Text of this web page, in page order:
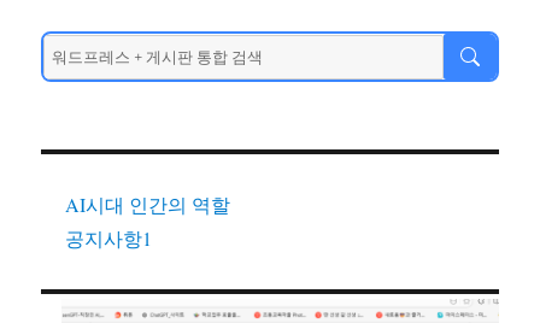
AI시대 인간의 역할
공지사항1